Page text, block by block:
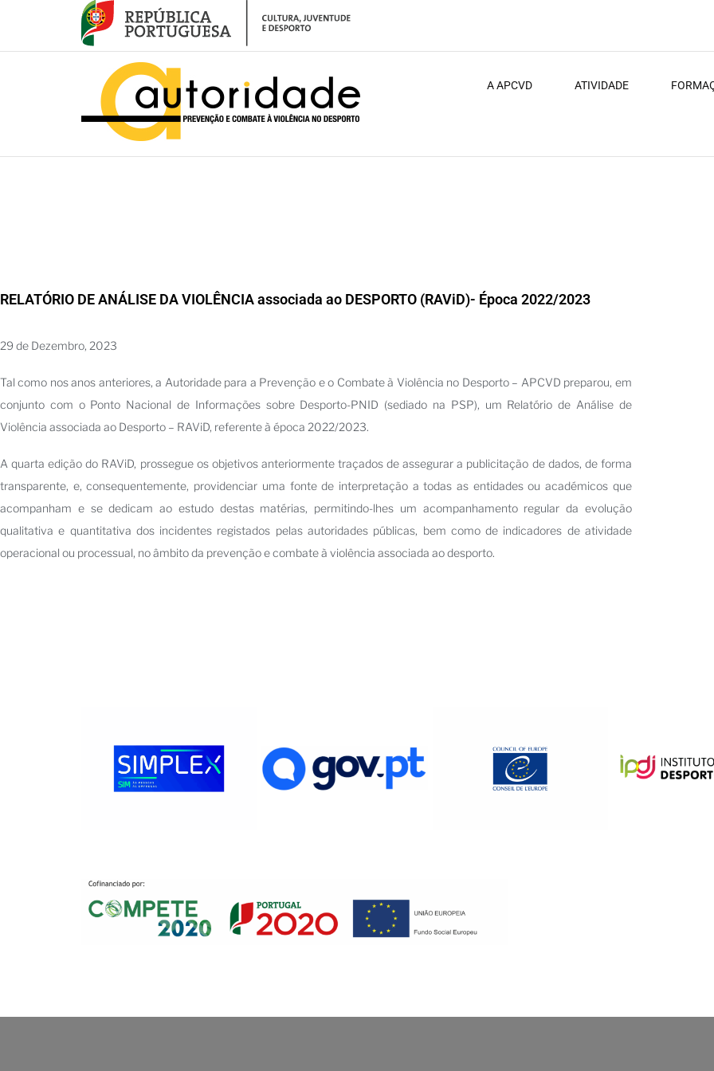
A APCVD ATIVIDADE
RELATÓRIO DE ANÁLISE DA VIOLÊNCIA associada ao DESPORTO (RAViD)- Época 2022/2023
29 de Dezembro, 2023
Tal como nos anos anteriores, a Autoridade para a Prevenção e o Combate à Violência no Desporto – APCVD preparou, em
conjunto com o Ponto Nacional de Informações sobre Desporto-PNID (sediado na PSP), um Relatório de Análise de
Violência associada ao Desporto – RAViD, referente à época 2022/2023.
A quarta edição do RAViD, prossegue os objetivos anteriormente traçados de assegurar a publicitação de dados, de forma
transparente, e, consequentemente, providenciar uma fonte de interpretação a todas as entidades ou académicos que
acompanham e se dedicam ao estudo destas matérias, permitindo-lhes um acompanhamento regular da evolução
qualitativa e quantitativa dos incidentes registados pelas autoridades públicas, bem como de indicadores de atividade
operacional ou processual, no âmbito da prevenção e combate à violência associada ao desporto.